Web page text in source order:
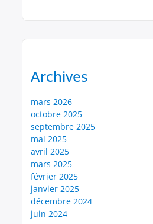
Archives
mars 2026
octobre 2025
septembre 2025
mai 2025
avril 2025
mars 2025
février 2025
janvier 2025
décembre 2024
juin 2024